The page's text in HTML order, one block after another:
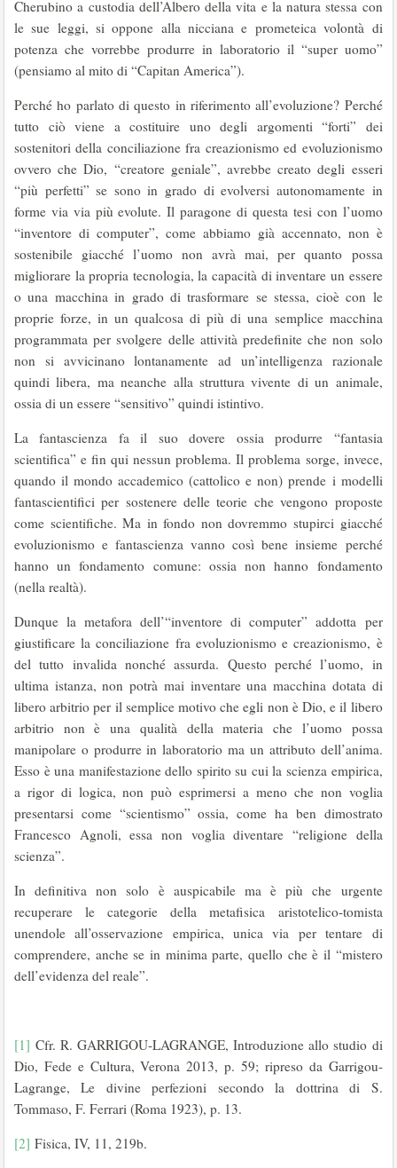
Cherubino a custodia dell’Albero della vita e la natura stessa con
le sue leggi, si oppone alla nicciana e prometeica volontà di
potenza che vorrebbe produrre in laboratorio il “super uomo”
(pensiamo al mito di “Capitan America”).
Perché ho parlato di questo in riferimento all’evoluzione? Perché
tutto ciò viene a costituire uno degli argomenti “forti” dei
sostenitori della conciliazione fra creazionismo ed evoluzionismo
ovvero che Dio, “creatore geniale”, avrebbe creato degli esseri
“più perfetti” se sono in grado di evolversi autonomamente in
forme via via più evolute. Il paragone di questa tesi con l’uomo
“inventore di computer”, come abbiamo già accennato, non è
sostenibile giacché l’uomo non avrà mai, per quanto possa
migliorare la propria tecnologia, la capacità di inventare un essere
o una macchina in grado di trasformare se stessa, cioè con le
proprie forze, in un qualcosa di più di una semplice macchina
programmata per svolgere delle attività predefinite che non solo
non si avvicinano lontanamente ad un’intelligenza razionale
quindi libera, ma neanche alla struttura vivente di un animale,
ossia di un essere “sensitivo” quindi istintivo.
La fantascienza fa il suo dovere ossia produrre “fantasia
scientifica” e fin qui nessun problema. Il problema sorge, invece,
quando il mondo accademico (cattolico e non) prende i modelli
fantascientifici per sostenere delle teorie che vengono proposte
come scientifiche. Ma in fondo non dovremmo stupirci giacché
evoluzionismo e fantascienza vanno così bene insieme perché
hanno un fondamento comune: ossia non hanno fondamento
(nella realtà).
Dunque la metafora dell’“inventore di computer” addotta per
giustificare la conciliazione fra evoluzionismo e creazionismo, è
del tutto invalida nonché assurda. Questo perché l’uomo, in
ultima istanza, non potrà mai inventare una macchina dotata di
libero arbitrio per il semplice motivo che egli non è Dio, e il libero
arbitrio non è una qualità della materia che l’uomo possa
manipolare o produrre in laboratorio ma un attributo dell’anima.
Esso è una manifestazione dello spirito su cui la scienza empirica,
a rigor di logica, non può esprimersi a meno che non voglia
presentarsi come “scientismo” ossia, come ha ben dimostrato
Francesco Agnoli, essa non voglia diventare “religione della
scienza”.
In definitiva non solo è auspicabile ma è più che urgente
recuperare le categorie della metafisica aristotelico-tomista
unendole all’osservazione empirica, unica via per tentare di
comprendere, anche se in minima parte, quello che è il “mistero
dell’evidenza del reale”.
[1] Cfr. R. GARRIGOU-LAGRANGE, Introduzione allo studio di
Dio, Fede e Cultura, Verona 2013, p. 59; ripreso da Garrigou-
Lagrange, Le divine perfezioni secondo la dottrina di S.
Tommaso, F. Ferrari (Roma 1923), p. 13.
[2] Fisica, IV, 11, 219b.